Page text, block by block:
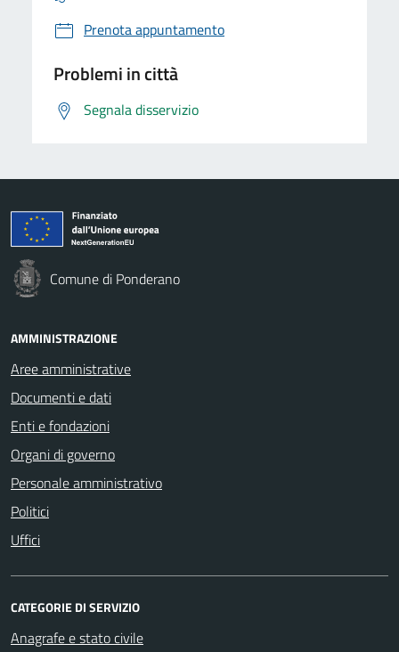
Prenota appuntamento
Problemi in città
Segnala disservizio
Comune di Ponderano
AMMINISTRAZIONE
Aree amministrative
Documenti e dati
Enti e fondazioni
Organi di governo
Personale amministrativo
Politici
Uffici
CATEGORIE DI SERVIZIO
Anagrafe e stato civile